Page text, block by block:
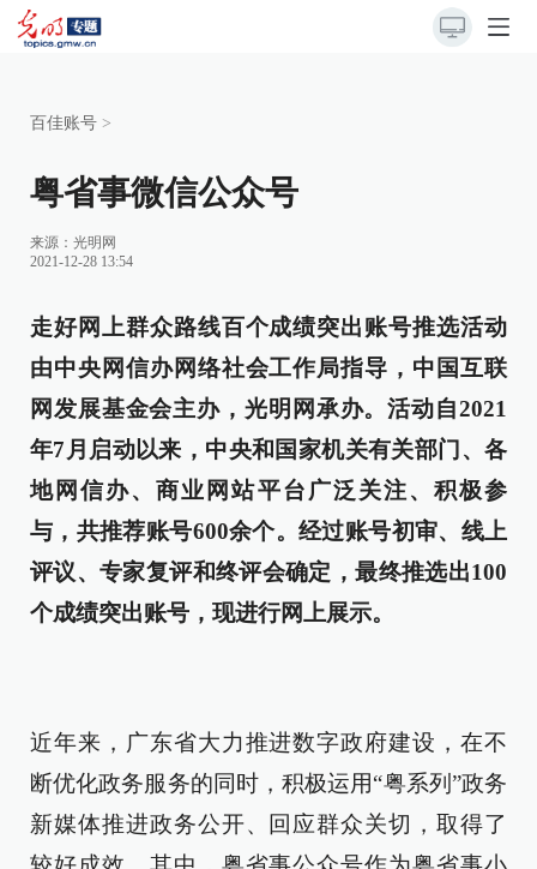
百佳账号 >
粤省事微信公众号
来源：光明网
2021-12-28 13:54
走好网上群众路线百个成绩突出账号推选活动
由中央网信办网络社会工作局指导，中国互联
网发展基金会主办，光明网承办。活动自2021
年7月启动以来，中央和国家机关有关部门、各
地网信办、商业网站平台广泛关注、积极参
与，共推荐账号600余个。经过账号初审、线上
评议、专家复评和终评会确定，最终推选出100
个成绩突出账号，现进行网上展示。
近年来，广东省大力推进数字政府建设，在不
断优化政务服务的同时，积极运用“粤系列”政务
新媒体推进政务公开、回应群众关切，取得了